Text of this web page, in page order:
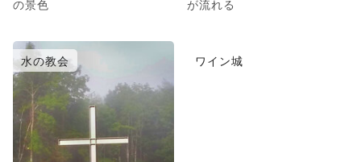
の景色
が流れる
水の教会 ワイン城